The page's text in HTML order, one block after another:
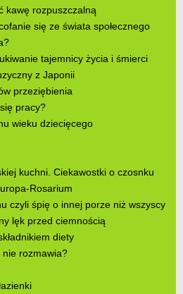
kawę rozpuszczalną
się ze świata społecznego
tajemnicy życia i śmierci
z Japonii
przeziębienia
pracy?
wieku dziecięcego
kuchni. Ciekawostki o czosnku
Rosarium
czyli śpię o innej porze niż wszyscy
lęk przed ciemnością
diety
rozmawia?